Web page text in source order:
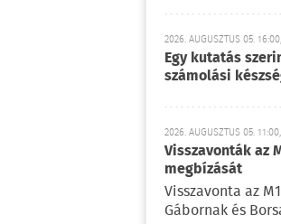
2026. AUGUSZTUS 05.
Egy kutatás
számolási
2026. AUGUSZTUS 05.
Visszavonták az
megbízását
Visszavonta az
Gábornak és